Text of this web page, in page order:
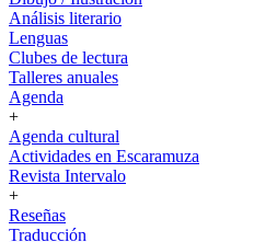
Análisis literario
Lenguas
Clubes de lectura
Talleres anuales
Agenda
+
Agenda cultural
Actividades en Escaramuza
Revista Intervalo
+
Reseñas
Traducción